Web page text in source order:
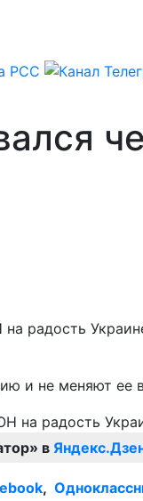
радость
и не меняют ее
в
,